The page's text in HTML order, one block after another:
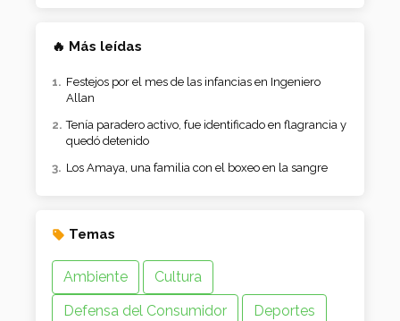
🔥 Más leídas
Festejos por el mes de las infancias en Ingeniero
Allan
Tenía paradero activo, fue identificado en flagrancia y
quedó detenido
Los Amaya, una familia con el boxeo en la sangre
Temas
Ambiente
Cultura
Defensa del Consumidor
Deportes